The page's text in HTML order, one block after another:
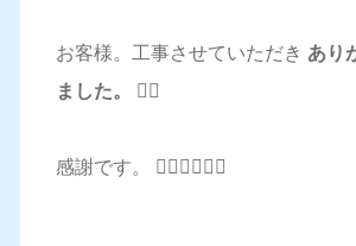
お客様。工事させていただき あり
ました。 🙇‍♂️
感謝です。 🙇‍♂️🙇‍♂️🙇‍♂️